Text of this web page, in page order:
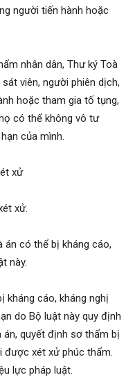
người tiến hành hoặc
nhân dân, Thư ký Toà
viên, người phiên dịch,
hoặc tham gia tố tụng,
có thể không vô tư
của mình.
xử
xử.
án có thể bị kháng cáo,
này.
kháng cáo, kháng nghị
do Bộ luật này quy định
quyết định sơ thẩm bị
được xét xử phúc thẩm.
lực pháp luật.